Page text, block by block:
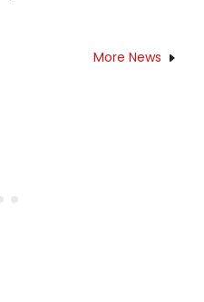
More News